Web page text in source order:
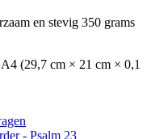
en stevig 350 grams
(29,7 cm × 21 cm × 0,1